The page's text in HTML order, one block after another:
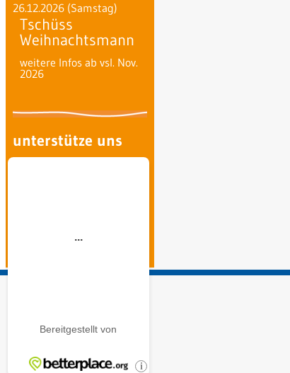
26.12.2026 (Samstag)
Tschüss
Weihnachtsmann
weitere Infos ab vsl. Nov.
2026
unterstütze uns